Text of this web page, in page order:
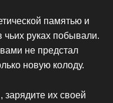
памятью и
руках побывали.
не предстал
новую колоду.
зарядите их своей